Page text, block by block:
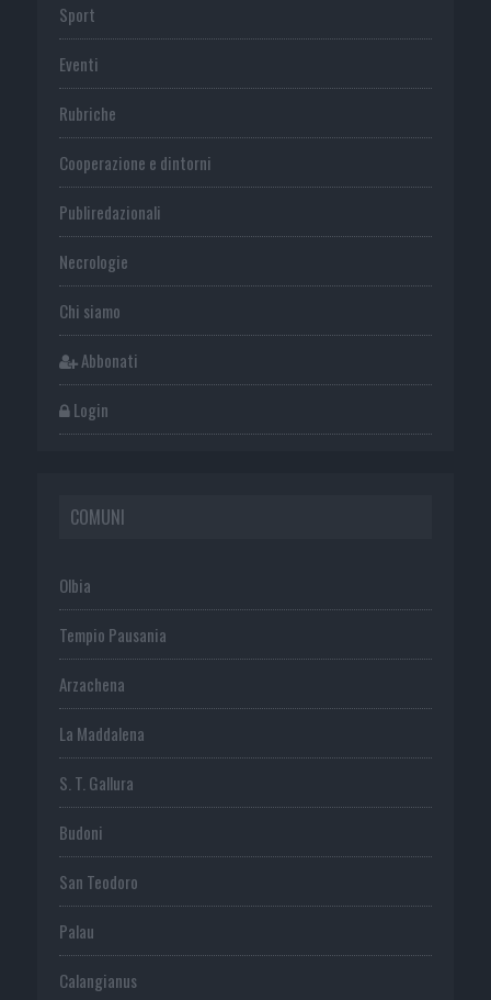
Sport
Eventi
Rubriche
Cooperazione e dintorni
Publiredazionali
Necrologie
Chi siamo
Abbonati
Login
COMUNI
Olbia
Tempio Pausania
Arzachena
La Maddalena
S. T. Gallura
Budoni
San Teodoro
Palau
Calangianus